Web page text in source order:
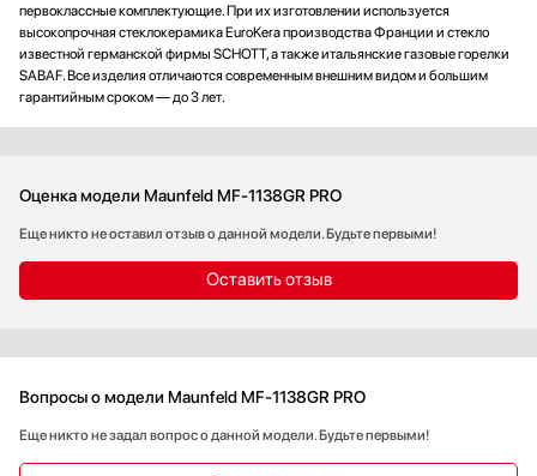
первоклассные комплектующие. При их изготовлении используется
высокопрочная стеклокерамика EuroKera производства Франции и стекло
известной германской фирмы SCHOTT, а также итальянские газовые горелки
SABAF. Все изделия отличаются современным внешним видом и большим
гарантийным сроком — до 3 лет.
Оценка модели Maunfeld MF-1138GR PRO
Еще никто не оставил отзыв о данной модели. Будьте первыми!
Оставить отзыв
Вопросы о модели Maunfeld MF-1138GR PRO
Еще никто не задал вопрос о данной модели. Будьте первыми!